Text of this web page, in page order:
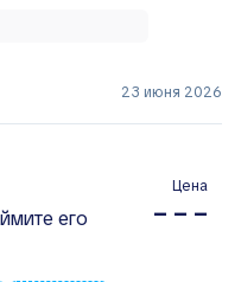
23 июня 2026
его
Цена
– – –